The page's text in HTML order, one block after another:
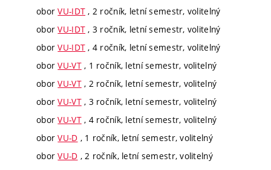
oborVU-IDT , 2 ročník, letní semestr, volitelný
oborVU-IDT , 3 ročník, letní semestr, volitelný
oborVU-IDT , 4 ročník, letní semestr, volitelný
oborVU-VT, 1 ročník, letní semestr, volitelný
oborVU-VT, 2 ročník, letní semestr, volitelný
oborVU-VT, 3 ročník, letní semestr, volitelný
oborVU-VT, 4 ročník, letní semestr, volitelný
oborVU-D , 1 ročník, letní semestr, volitelný
oborVU-D , 2 ročník, letní semestr, volitelný